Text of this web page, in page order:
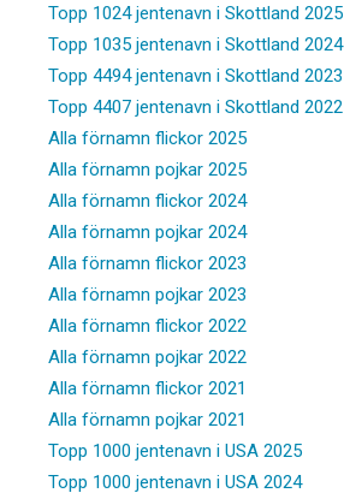
Topp 1024 jentenavn i Skottland 2025
Topp 1035 jentenavn i Skottland 2024
Topp 4494 jentenavn i Skottland 2023
Topp 4407 jentenavn i Skottland 2022
Alla förnamn flickor 2025
Alla förnamn pojkar 2025
Alla förnamn flickor 2024
Alla förnamn pojkar 2024
Alla förnamn flickor 2023
Alla förnamn pojkar 2023
Alla förnamn flickor 2022
Alla förnamn pojkar 2022
Alla förnamn flickor 2021
Alla förnamn pojkar 2021
Topp 1000 jentenavn i USA 2025
Topp 1000 jentenavn i USA 2024